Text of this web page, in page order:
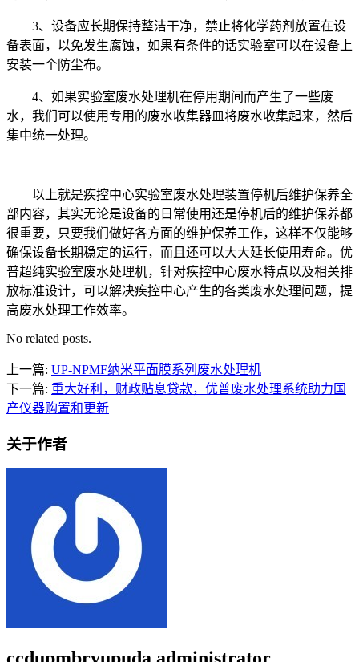
3、设备应长期保持整洁干净，禁止将化学药剂放置在设
备表面，以免发生腐蚀，如果有条件的话实验室可以在设备上
安装一个防尘布。
4、如果实验室废水处理机在停用期间而产生了一些废
水，我们可以使用专用的废水收集器皿将废水收集起来，然后
集中统一处理。
以上就是疾控中心实验室废水处理装置停机后维护保养全
部内容，其实无论是设备的日常使用还是停机后的维护保养都
很重要，只要我们做好各方面的维护保养工作，这样不仅能够
确保设备长期稳定的运行，而且还可以大大延长使用寿命。优
普超纯实验室废水处理机，针对疾控中心废水特点以及相关排
放标准设计，可以解决疾控中心产生的各类废水处理问题，提
高废水处理工作效率。
No related posts.
上一篇: UP-NPMF纳米平面膜系列废水处理机
下一篇: 重大好利，财政贴息贷款，优普废水处理系统助力国
产仪器购置和更新
关于作者